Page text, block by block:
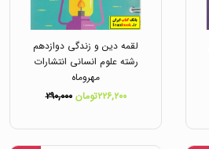
لقمه دین و زندگی دوازدهم
رشته علوم انسانی انتشارات
مهروماه
۲۲۶,۲۰۰تومان
۲۹۰,۰۰۰